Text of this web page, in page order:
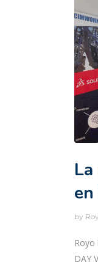
by
Royo
DAY